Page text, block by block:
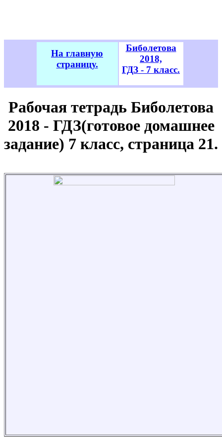
На главную
страницу.
Биболетова
2018,
ГДЗ - 7 класс.
Рабочая тетрадь Биболетова
2018 - ГДЗ(готовое домашнее
задание) 7 класс, страница 21.